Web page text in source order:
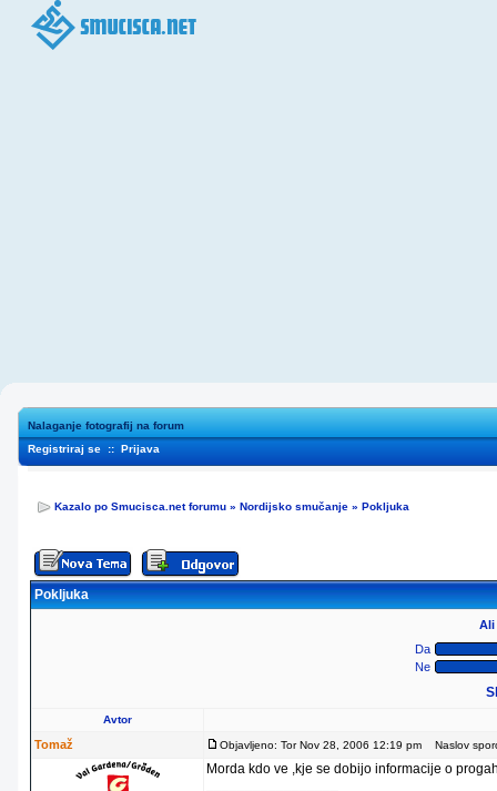
Nalaganje fotografij na forum
Registriraj se :: Prijava
Kazalo po Smucisca.net forumu » Nordijsko smučanje » Pokljuka
Pokljuka
Ali
Da
Ne
Avtor
Tomaž Objavljeno: Tor Nov 28, 2006 12:19 pm Naslov
Morda kdo ve ,kje se dobijo informacije o